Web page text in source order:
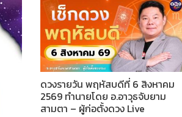
ดวงรายวัน พฤหัสบดีที่ 6 สิงหาคม
2569 ทำนายโดย อ.อาวุธจับยาม
สามตา – ผู้ก่อตั้งดวง Live